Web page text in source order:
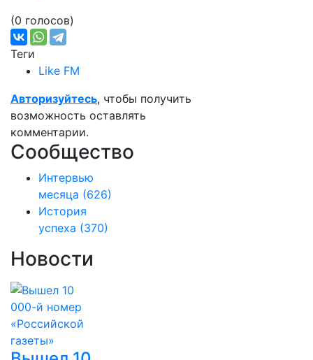
(0 голосов)
Теги
Like FM
Авторизуйтесь, чтобы получить
возможность оставлять
комментарии.
Сообщество
Интервью
месяца (626)
История
успеха (370)
Новости